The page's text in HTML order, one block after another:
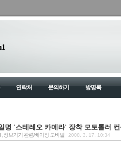
연락처 문의하기 방명록
명 '스테레오 카메라' 장착 모토롤러 컨
정보기기 관련/베이징 모바일 2008. 3. 17. 10:34